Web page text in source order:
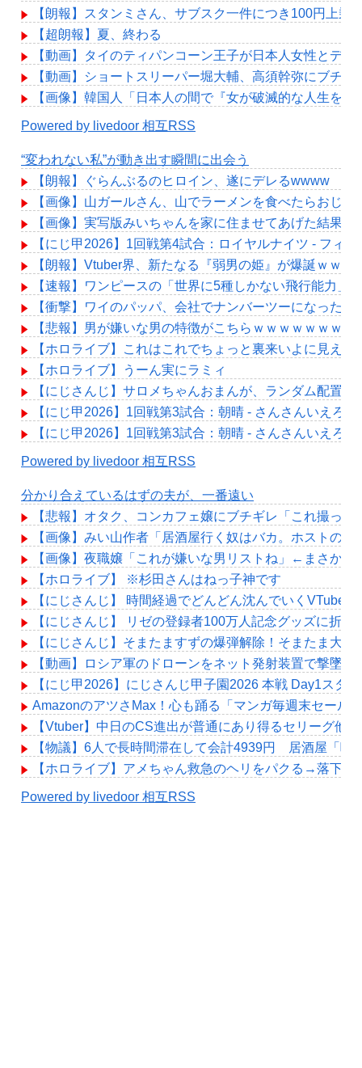
【朗報】スタンミさん、サブスク一件につき100円上乗
【超朗報】夏、終わる
【動画】タイのティパンコーン王子が日本人女性とデー
【動画】ショートスリーパー堀大輔、高須幹弥にブチギ
【画像】韓国人「日本人の間で『女が破滅的な人生を
Powered by livedoor 相互RSS
“変われない私”が動き出す瞬間に出会う
【朗報】ぐらんぶるのヒロイン、遂にデレるwwww
【画像】山ガールさん、山でラーメンを食べたらおじ
【画像】実写版みいちゃんを家に住ませてあげた結果
【にじ甲2026】1回戦第4試合：ロイヤルナイツ - フィ
【朗報】Vtuber界、新たなる『弱男の姫』が爆誕ｗｗｗ
【速報】ワンピースの「世界に5種しかない飛行能力」
【衝撃】ワイのパッパ、会社でナンバーツーになった
【悲報】男が嫌いな男の特徴がこちらｗｗｗｗｗｗｗｗ
【ホロライブ】これはこれでちょっと裏来いよに見える
【ホロライブ】うーん実にラミィ
【にじさんじ】サロメちゃんおまんが、ランダム配置
【にじ甲2026】1回戦第3試合：朝晴 - さんさんいえろ
【にじ甲2026】1回戦第3試合：朝晴 - さんさんいえろ
Powered by livedoor 相互RSS
分かり合えているはずの夫が、一番遠い
【悲報】オタク、コンカフェ嬢にブチギレ「これ撮っ
【画像】みい山作者「居酒屋行く奴はバカ。ホストの
【画像】夜職嬢「これが嫌いな男リストね」←まさか
【ホロライブ】 ※杉田さんはねっ子神です
【にじさんじ】 時間経過でどんどん沈んでいくVTuber
【にじさんじ】 リゼの登録者100万人記念グッズに折
【にじさんじ】そまたますずの爆弾解除！そまたま大げ
【動画】ロシア軍のドローンをネット発射装置で撃墜す
【にじ甲2026】にじさんじ甲子園2026 本戦 Day1スタ
AmazonのアツさMax！心も踊る「マンガ毎週末セール
【Vtuber】中日のCS進出が普通にあり得るセリーグ他
【物議】6人で長時間滞在して会計4939円 居酒屋「喋
【ホロライブ】アメちゃん救急のヘリをパクる→落下【
Powered by livedoor 相互RSS